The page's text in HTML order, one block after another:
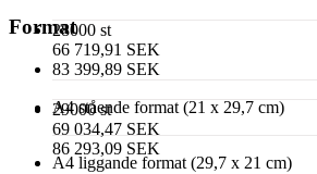
28000 st
66 719,91 SEK
83 399,89 SEK
29000 st
69 034,47 SEK
86 293,09 SEK
Format
A4 stående format (21 x 29,7 cm)
A4 liggande format (29,7 x 21 cm)